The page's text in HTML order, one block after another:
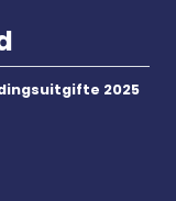
2025